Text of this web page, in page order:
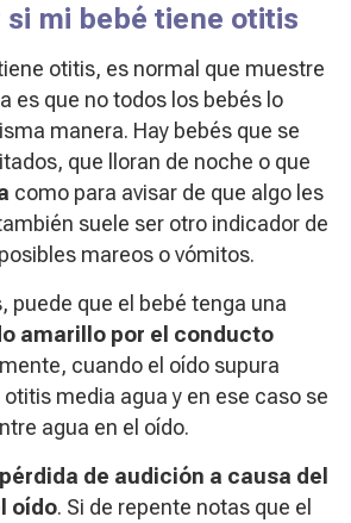
si mi bebé tiene otitis
otitis, es normal que muestre
es que no todos los bebés lo
manera. Hay bebés que se
que lloran de noche o que
como para avisar de que algo les
suele ser otro indicador de
mareos o vómitos.
puede que el bebé tenga una
amarillo por el conducto
cuando el oído supura
media agua y en ese caso se
agua en el oído.
pérdida de audición a causa del
oído. Si de repente notas que el